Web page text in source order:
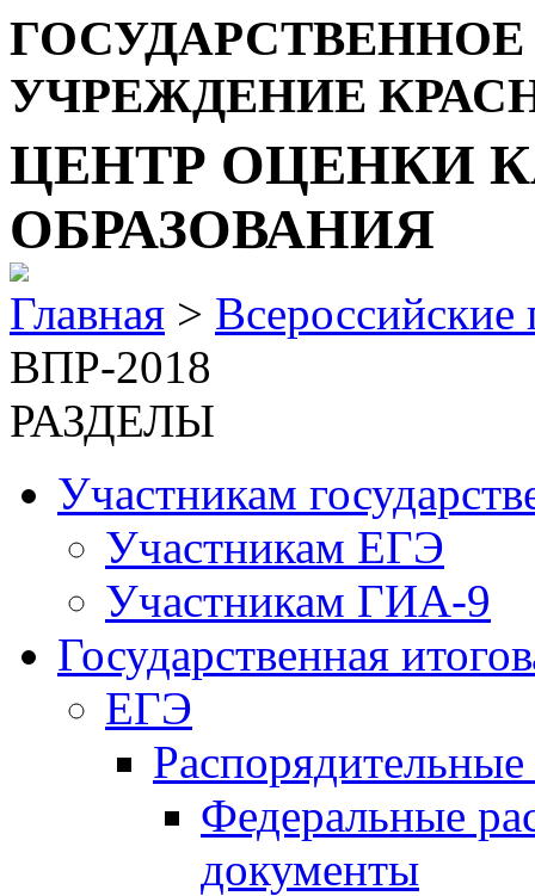
УЧРЕЖДЕНИЕ
ЦЕНТР ОЦЕНКИ
ОБРАЗОВАНИЯ
Главная >
ВПР-2018
РАЗДЕЛЫ
Участникам
Участникам ЕГЭ
Участникам ГИА-9
Государственная
ЕГЭ
Федеральные
документы